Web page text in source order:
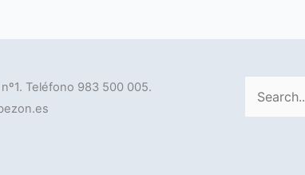
Teléfono 983 500 005.
Buscar
por: